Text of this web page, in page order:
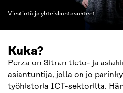
Viestintä ja yhteiskuntasuhteet
Kuka?
Perza on Sitran tieto- ja
asiantuntija, jolla on jo
työhistoria ICT-sektorilta.